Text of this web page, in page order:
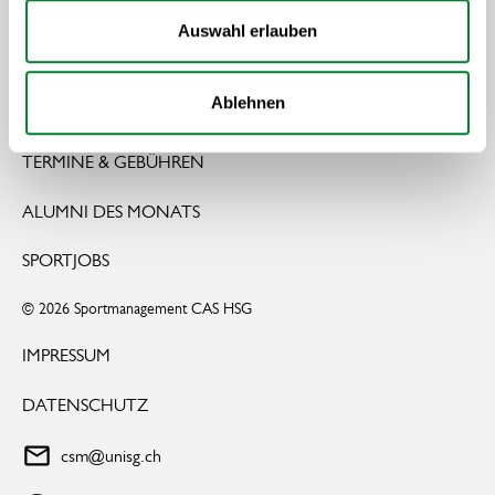
Auswahl erlauben
Ablehnen
INHALT
TERMINE & GEBÜHREN
ALUMNI DES MONATS
SPORTJOBS
© 2026 Sportmanagement CAS HSG
IMPRESSUM
DATENSCHUTZ
csm@unisg.ch